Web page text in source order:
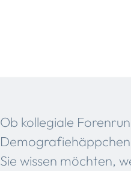
Ob kollegiale
Sie wissen möchten,